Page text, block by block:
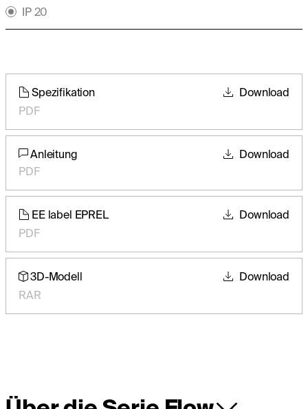
IP 20
Spezifikation
PDF
Download
Anleitung
PDF
Download
EE label EPREL
PDF
Download
3D-Modell
RAR
Download